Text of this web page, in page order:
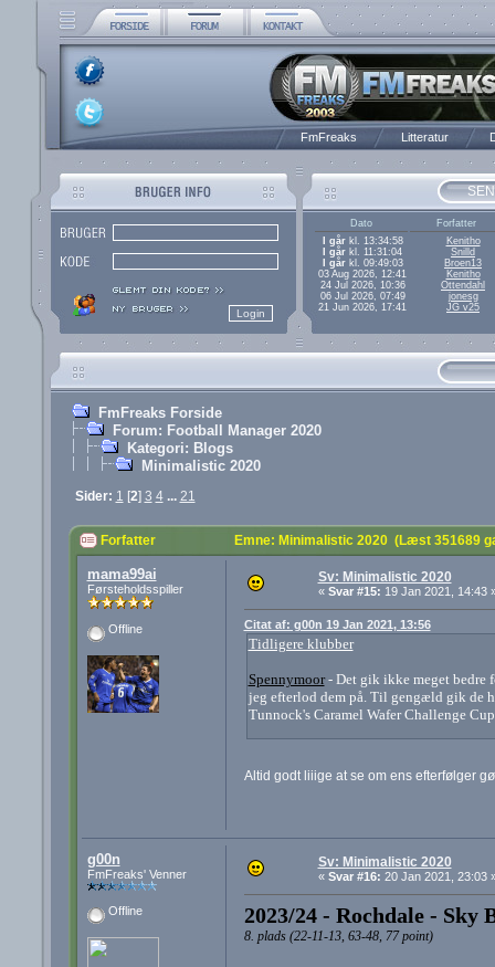
FmFreaks Litteratur
Dato
Forfatter
I gårkl. 13:34:58
Kenitho
I går kl. 11:31:04
Snilld
I gårkl. 09:49:03
Broen13
03 Aug 2026, 12:41
Kenitho
24 Jul 2026, 10:36
Ottendahl
06 Jul 2026, 07:49
jonesg
21 Jun 2026, 17:41
JG v25
FmFreaks Forside
Forum: Football Manager 2020
Kategori: Blogs
Minimalistic 2020
Sider: 1 [2] 3 4 ... 21
Forfatter Emne: Minimalistic 2020 (Læst 351689
mama99ai
Førsteholdsspiller
Offline
Sv: Minimalistic 2020
« Svar #15: 19 Jan 2021, 14:43
Citat af: g00n 19 Jan 2021, 13:56
Tidligere klubber
Spennymoor- Det gik ikke meget bedre
jeg efterlod dem på. Til gengæld gik de
Tunnock's Caramel Wafer Challenge
Altid godt liiige at se om ens efterfølger
g00n
FmFreaks' Venner
Offline
Sv: Minimalistic 2020
« Svar #16: 20 Jan 2021, 23:03
2023/24 - Rochdale - Sky
8. plads (22-11-13, 63-48, 77 point)